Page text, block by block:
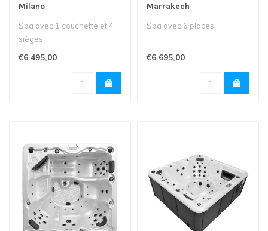
Milano
Spa avec 1 couchette et 4
sièges
€6.495,00
Marrakech
Spa avec 6 places
€6.695,00